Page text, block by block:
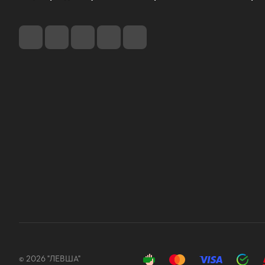
© 2026 "ЛЕВША"